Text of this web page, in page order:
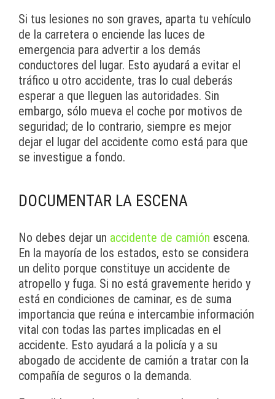
Si tus lesiones no son graves, aparta tu vehículo
de la carretera o enciende las luces de
emergencia para advertir a los demás
conductores del lugar. Esto ayudará a evitar el
tráfico u otro accidente, tras lo cual deberás
esperar a que lleguen las autoridades. Sin
embargo, sólo mueva el coche por motivos de
seguridad; de lo contrario, siempre es mejor
dejar el lugar del accidente como está para que
se investigue a fondo.
DOCUMENTAR LA ESCENA
No debes dejar un accidente de camión escena.
En la mayoría de los estados, esto se considera
un delito porque constituye un accidente de
atropello y fuga. Si no está gravemente herido y
está en condiciones de caminar, es de suma
importancia que reúna e intercambie información
vital con todas las partes implicadas en el
accidente. Esto ayudará a la policía y a su
abogado de accidente de camión a tratar con la
compañía de seguros o la demanda.